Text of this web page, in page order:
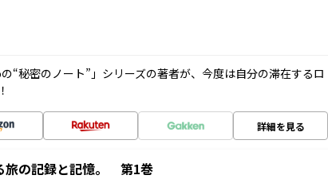
“秘密のノート”」シリーズの著者が、今度は自分の滞在するロ
詳細を見る
の記録と記憶。 第1巻